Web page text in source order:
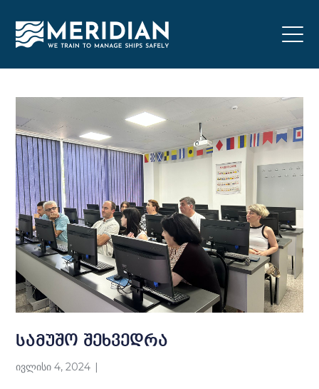
სამუშო შეხვედრა
ივლისი 4, 2024